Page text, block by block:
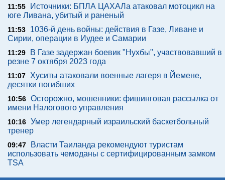
11:55
Источники: БПЛА ЦАХАЛа атаковал мотоцикл на
юге Ливана, убитый и раненый
11:53
1036-й день войны: действия в Газе, Ливане и
Сирии, операции в Иудее и Самарии
11:29
В Газе задержан боевик "Нухбы", участвовавший в
резне 7 октября 2023 года
11:07
Хуситы атаковали военные лагеря в Йемене,
десятки погибших
10:56 Осторожно, мошенники: фишинговая рассылка от
имени Налогового управления
10:16 Умер легендарный израильский баскетбольный
тренер
09:47
Власти Таиланда рекомендуют туристам
использовать чемоданы с сертифицированным замком
TSA